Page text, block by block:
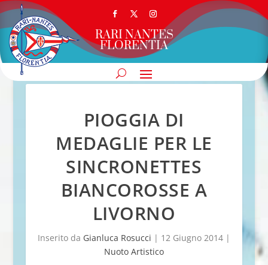
RARI NANTES
FLORENTIA
PIOGGIA DI
MEDAGLIE PER LE
SINCRONETTES
BIANCOROSSE A
LIVORNO
Inserito da Gianluca Rosucci | 12 Giugno 2014|
Nuoto Artistico